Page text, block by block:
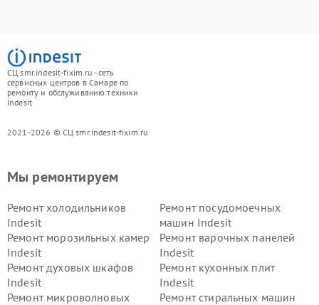
СЦ smr.indesit-fixim.ru - сеть
сервисных центров в Самаре по
ремонту и обслуживанию техники
Indesit
2021-2026 © СЦ smr.indesit-fixim.ru
Мы ремонтируем
Ремонт холодильников
Indesit
Ремонт посудомоечных
машин Indesit
Ремонт морозильных камер
Indesit
Ремонт варочных панелей
Indesit
Ремонт духовых шкафов
Indesit
Ремонт кухонных плит
Indesit
Ремонт микроволновых
Ремонт стиральных машин